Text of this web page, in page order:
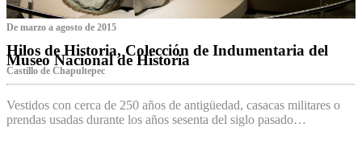
De marzo a agosto de 2015
Hilos de Historia, Colección de Indumentaria del
Museo Nacional de Historia
Castillo de Chapultepec
Vestidos con cerca de 250 años de antigüedad, casacas militares o
prendas usadas durante los años sesenta del siglo pasado…